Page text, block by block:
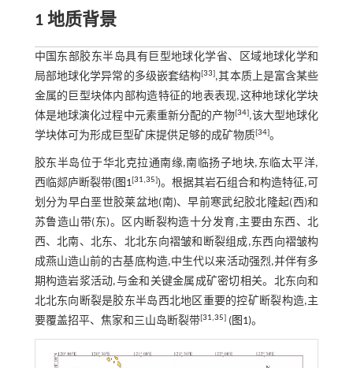
1 地质背景
中国东部胶东半岛具有巨型地球化学省、区域地球化学和
局部地球化学异常的多级嵌套结构[33],其本质上是富含某些
金属的巨型块体内部构造特征的地表表现,这种地球化学块
体是地球演化过程中元素重新分配的产物[34],该大型地球化
学块体可为形成巨型矿床提供足够的成矿物质[34]。
胶东半岛位于华北克拉通南缘,南临扬子地块,东临太平洋,
西临郯庐断裂带(图1[31,35])。根据其岩石组合和构造特征,可
划分为早白垩世胶莱盆地(南)、早前寒武纪胶北隆起(西)和
苏鲁造山带(东)。区内断裂构造十分发育,主要由东西、北
西、北南、北东、北北东向褶皱和断裂组成,东西向褶皱构
成燕山造山前的古基底构造,中生代以来活动强烈,并伴有多
期构造岩浆活动,与金和关键金属成矿密切相关。北东向和
北北东向断裂是胶东半岛西北地区重要的控矿断裂构造,主
要覆盖招平、焦家和三山岛断裂带[31,35](图1)。